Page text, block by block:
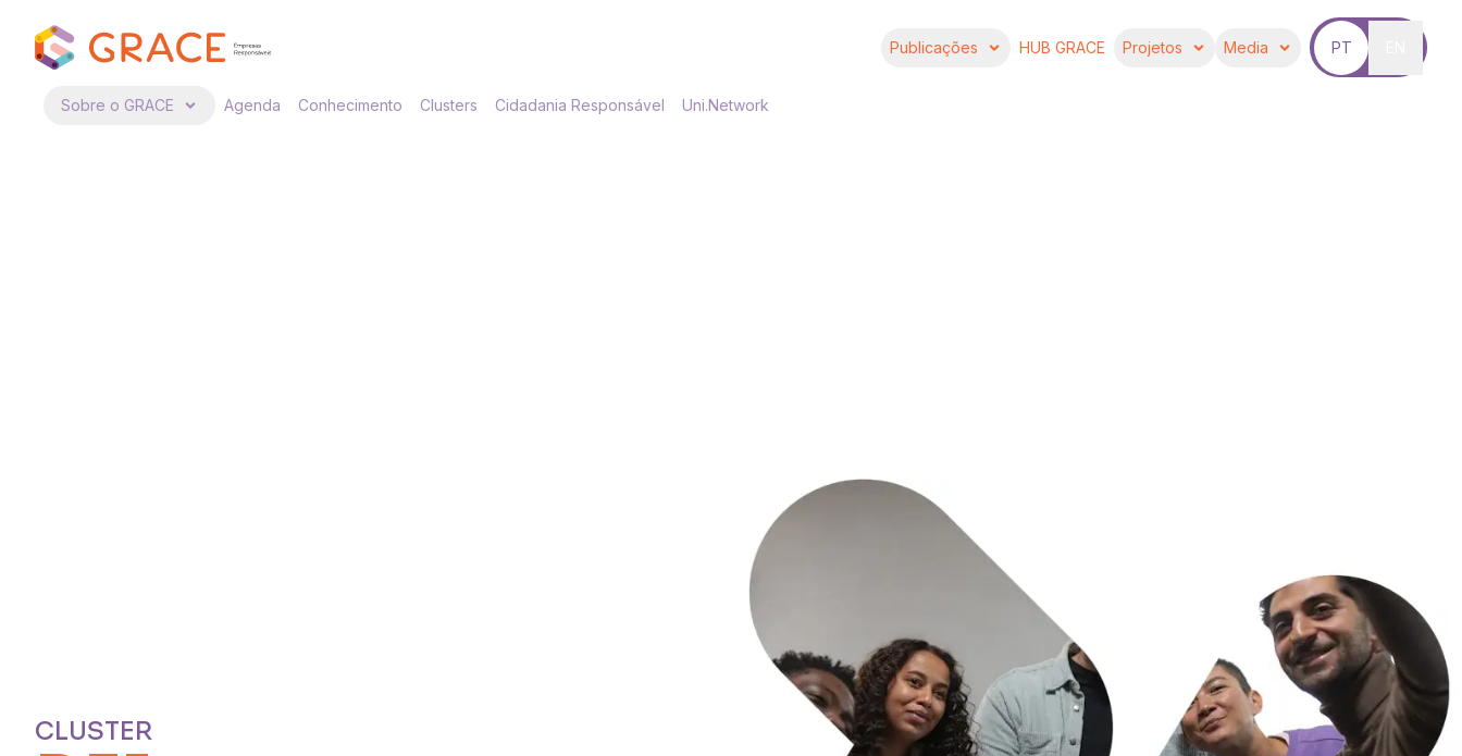
Publicações HUB GRACE Projetos Media PT
Sobre o GRACE Agenda Conhecimento Clusters Cidadania Responsável Uni.Network
CLUSTER